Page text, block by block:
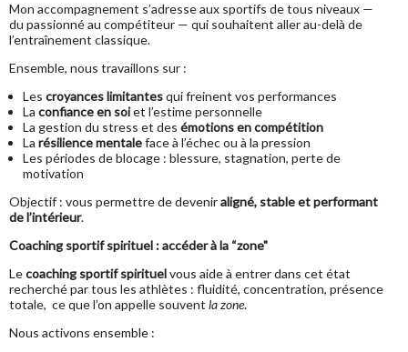
Mon accompagnement s’adresse aux sportifs de tous niveaux —
du passionné au compétiteur — qui souhaitent aller au-delà de
l’entraînement classique.
Ensemble, nous travaillons sur :
Les croyances limitantesqui freinent vos performances
La confiance en soiet l’estime personnelle
La gestion du stress et des émotions en compétition
La résilience mentaleface à l’échec ou à la pression
Les périodes de blocage : blessure, stagnation, perte de
motivation
Objectif : vous permettre de deveniraligné, stable et performant
de l’intérieur.
Coaching sportif spirituel : accéder à la “zone"
Lecoaching sportif spirituelvous aide à entrer dans cet état
recherché par tous les athlètes : fluidité, concentration, présence
totale, ce que l’on appelle souvent la zone.
Nous activons ensemble :